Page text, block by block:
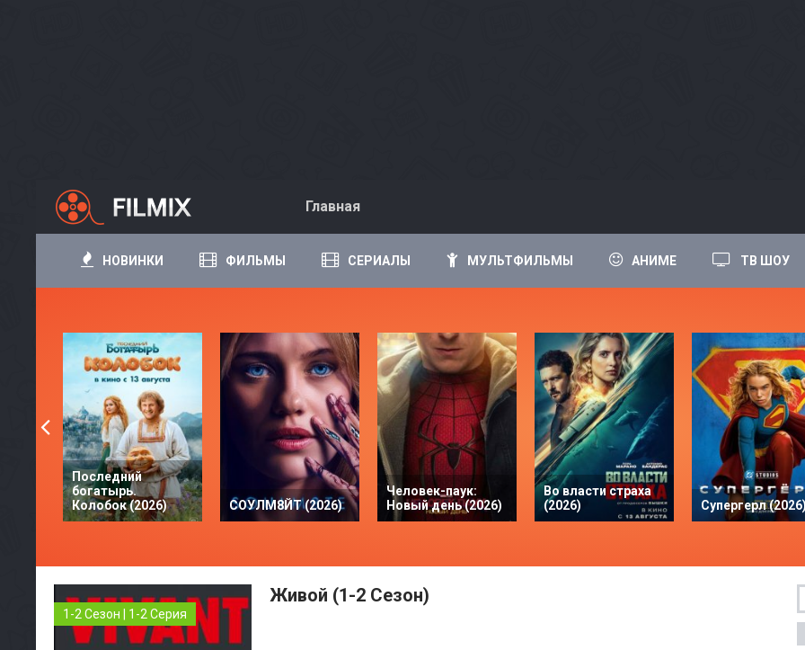
Главная
НОВИНКИ ФИЛЬМЫ СЕРИАЛЫ МУЛЬТФИЛЬМЫ АНИМЕ ТВ ШОУ
Последний
богатырь.
Колобок (2026)
СОУЛМ8ЙТ (2026)
Человек-паук:
Новый день (2026)
Во власти страха
(2026)
Супергерл
1-2 Сезон | 1-2 Серия
Живой (1-2 Сезон)